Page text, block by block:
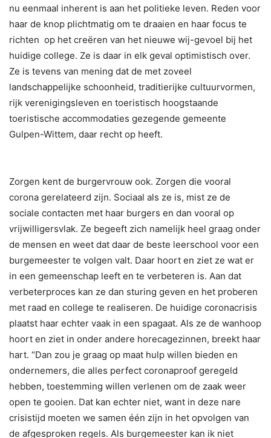
nu eenmaal inherent is aan het politieke leven. Reden voor
haar de knop plichtmatig om te draaien en haar focus te
richten op het creëren van het nieuwe wij-gevoel bij het
huidige college. Ze is daar in elk geval optimistisch over.
Ze is tevens van mening dat de met zoveel
landschappelijke schoonheid, traditierijke cultuurvormen,
rijk verenigingsleven en toeristisch hoogstaande
toeristische accommodaties gezegende gemeente
Gulpen-Wittem, daar recht op heeft.
Zorgen kent de burgervrouw ook. Zorgen die vooral
corona gerelateerd zijn. Sociaal als ze is, mist ze de
sociale contacten met haar burgers en dan vooral op
vrijwilligersvlak. Ze begeeft zich namelijk heel graag onder
de mensen en weet dat daar de beste leerschool voor een
burgemeester te volgen valt. Daar hoort en ziet ze wat er
in een gemeenschap leeft en te verbeteren is. Aan dat
verbeterproces kan ze dan sturing geven en het proberen
met raad en college te realiseren. De huidige coronacrisis
plaatst haar echter vaak in een spagaat. Als ze de wanhoop
hoort en ziet in onder andere horecagezinnen, breekt haar
hart. “Dan zou je graag op maat hulp willen bieden en
ondernemers, die alles perfect coronaproof geregeld
hebben, toestemming willen verlenen om de zaak weer
open te gooien. Dat kan echter niet, want in deze nare
crisistijd moeten we samen één zijn in het opvolgen van
de afgesproken regels. Als burgemeester kan ik niet